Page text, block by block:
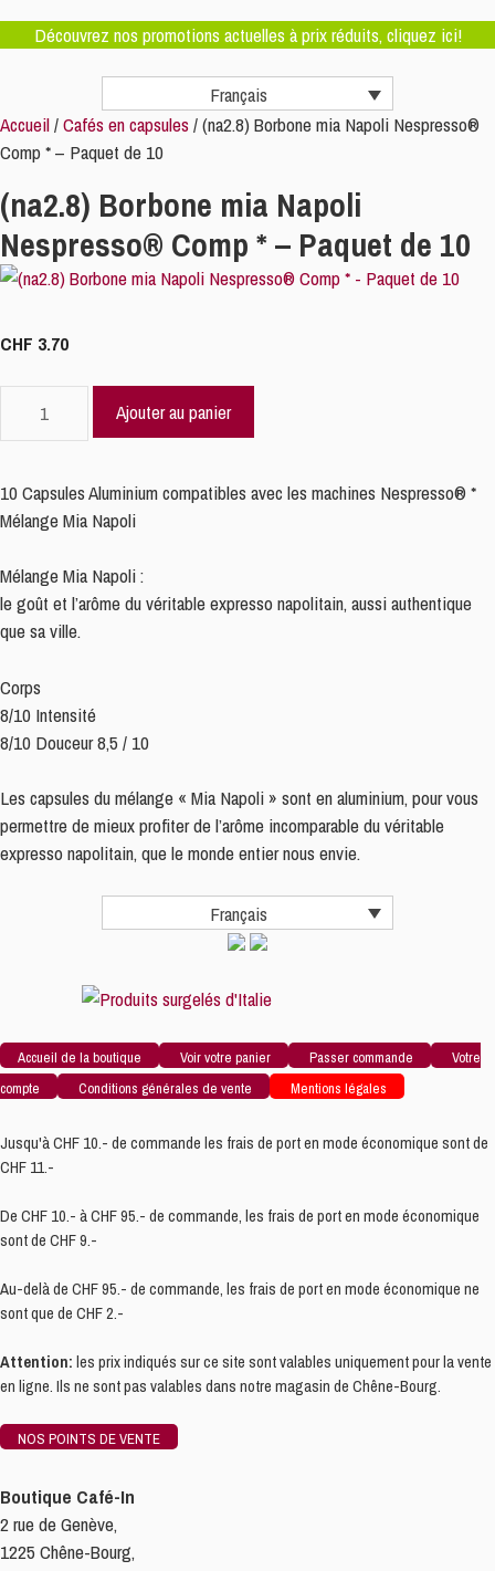
Découvrez nos promotions actuelles à prix réduits, cliquez ici!
Français
Accueil/Cafés en capsules/ (na2.8) Borbone mia Napoli Nespresso®
Comp * – Paquet de 10
(na2.8) Borbone mia Napoli
Nespresso® Comp * – Paquet de 10
CHF 3.70
mia
Napoli
Nespresso®
Comp
*
-
de
10
Ajouter au panier
10 Capsules Aluminium compatibles avec les machines Nespresso® *
Mélange Mia Napoli
Mélange Mia Napoli :
le goût et l’arôme du véritable expresso napolitain, aussi authentique
que sa ville.
Corps
8/10 Intensité
8/10 Douceur 8,5 / 10
Les capsules du mélange « Mia Napoli » sont en aluminium, pour vous
permettre de mieux profiter de l’arôme incomparable du véritable
expresso napolitain, que le monde entier nous envie.
Français
Accueil de la boutique Voir votre panier Passer commande
Votre
compte
Conditions générales de vente Mentions légales
Jusqu'à CHF 10.- de commande les frais de port en mode économique sont de
CHF 11.-
De CHF 10.- à CHF 95.- de commande, les frais de port en mode économique
sont de CHF 9.-
Au-delà de CHF 95.- de commande, les frais de port en mode économique ne
sont que de CHF 2.-
Attention: les prix indiqués sur ce site sont valables uniquement pour la vente
en ligne. Ils ne sont pas valables dans notre magasin de Chêne-Bourg.
NOS POINTS DE VENTE
Boutique Café-In
2 rue de Genève,
1225 Chêne-Bourg,